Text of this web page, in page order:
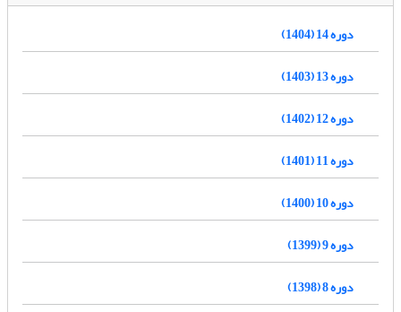
دوره 14 (1404)
دوره 13 (1403)
دوره 12 (1402)
دوره 11 (1401)
دوره 10 (1400)
دوره 9 (1399)
دوره 8 (1398)